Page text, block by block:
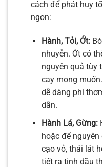
cách để phát huy
ngon:
Hành, Tỏi, Ớt:
nhuyễn. Ớt có
nguyên quả tùy
cay mong
dễ dàng phi
dẫn.
Hành Lá, Gừng:
hoặc để
cạo vỏ, thái lát
tiết ra tinh dầu